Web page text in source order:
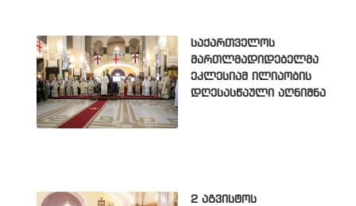
საქართველოს
მართლმადიდებელმა
ეკლესიამ ილიაობის
დღესასწაული აღნიშნა
2 აგვისტოს